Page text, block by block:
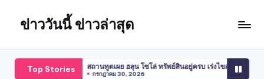
content
ข่าววันนี้ ข่าวล่าสุด
Top Stories
สถานทูตเผย ฮลุน โซโล่ ทรัพย์สินอยู่ครบ เร่งไขสาเหตุเสียชีวิต
กรกฎาคม 30, 2026
ยืนยัน ฮ